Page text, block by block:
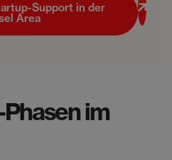
Support in der
Area
im